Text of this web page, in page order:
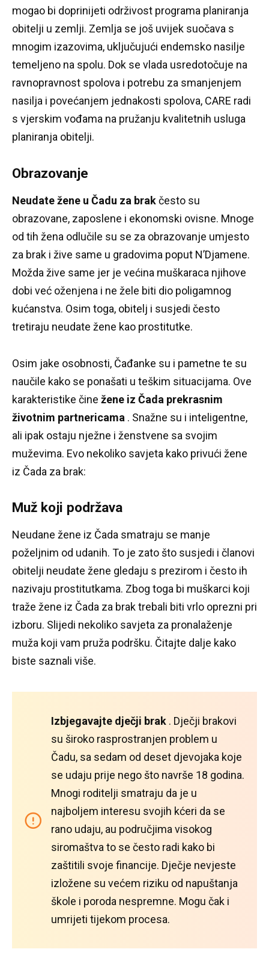
mogao bi doprinijeti održivost programa planiranja
obitelji u zemlji. Zemlja se još uvijek suočava s
mnogim izazovima, uključujući endemsko nasilje
temeljeno na spolu. Dok se vlada usredotočuje na
ravnopravnost spolova i potrebu za smanjenjem
nasilja i povećanjem jednakosti spolova, CARE radi
s vjerskim vođama na pružanju kvalitetnih usluga
planiranja obitelji.
Obrazovanje
Neudate žene u Čadu za brakčesto su
obrazovane, zaposlene i ekonomski ovisne. Mnoge
od tih žena odlučile su se za obrazovanje umjesto
za brak i žive same u gradovima poput N’Djamene.
Možda žive same jer je većina muškaraca njihove
dobi već oženjena i ne žele biti dio poligamnog
kućanstva. Osim toga, obitelj i susjedi često
tretiraju neudate žene kao prostitutke.
Osim jake osobnosti, Čađanke su i pametne te su
naučile kako se ponašati u teškim situacijama. Ove
karakteristike čine žene iz Čada prekrasnim
životnim partnericama . Snažne su i inteligentne,
ali ipak ostaju nježne i ženstvene sa svojim
muževima. Evo nekoliko savjeta kako privući žene
iz Čada za brak:
Muž koji podržava
Neudane žene iz Čada smatraju se manje
poželjnim od udanih. To je zato što susjedi i članovi
obitelji neudate žene gledaju s prezirom i često ih
nazivaju prostitutkama. Zbog toga bi muškarci koji
traže žene iz Čada za brak trebali biti vrlo oprezni pri
izboru. Slijedi nekoliko savjeta za pronalaženje
muža koji vam pruža podršku. Čitajte dalje kako
biste saznali više.
Izbjegavajte dječji brak . Dječji brakovi
su široko rasprostranjen problem u
Čadu, sa sedam od deset djevojaka koje
se udaju prije nego što navrše 18 godina.
Mnogi roditelji smatraju da je u
najboljem interesu svojih kćeri da se
rano udaju, au područjima visokog
siromaštva to se često radi kako bi
zaštitili svoje financije. Dječje nevjeste
izložene su većem riziku od napuštanja
škole i poroda nespremne. Mogu čak i
umrijeti tijekom procesa.